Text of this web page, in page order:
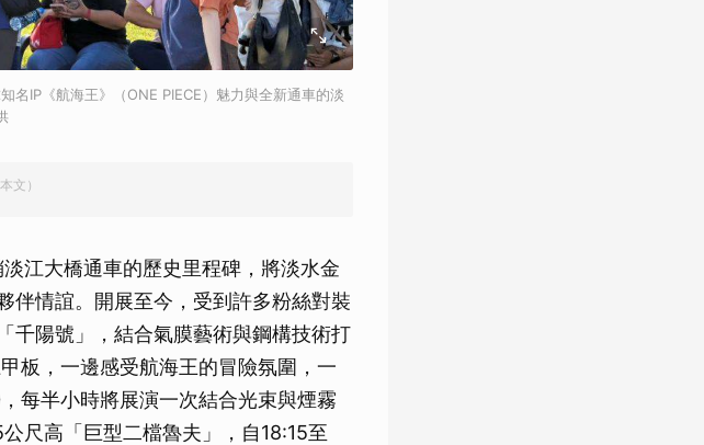
名IP《航海王》（ONE PIECE）魅力與全新通車的淡
文）
江大橋通車的歷史里程碑，將淡水金
伴情誼。開展至今，受到許多粉絲對裝
千陽號」，結合氣膜藝術與鋼構技術打
板，一邊感受航海王的冒險氛圍，一
每半小時將展演一次結合光束與煙霧
尺高「巨型二檔魯夫」，自18:15至